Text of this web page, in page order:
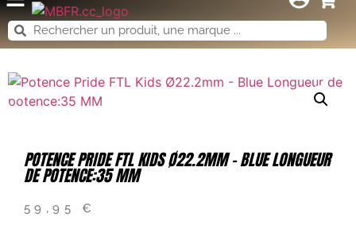
POTENCE PRIDE FTL KIDS Ø22.2MM – BLUE LONGUEUR
DE POTENCE:35 MM
59,95€